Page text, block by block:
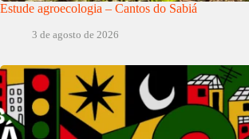
Estude agroecologia – Cantos do Sabiá
3 de agosto de 2026